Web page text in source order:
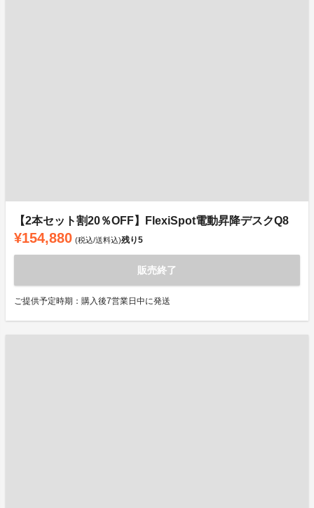
【2本セット割20％OFF】FlexiSpot電動昇降デスクQ8
¥154,880 (税込/送料込)残り5
販売終了
ご提供予定時期：購入後7営業日中に発送